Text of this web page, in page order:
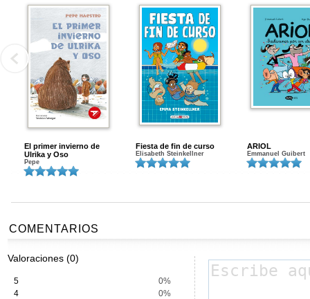
El primer invierno de
Ulrika y Oso
Pepe
Fiesta de fin de curso
Elisabeth Steinkellner
ARIOL
Emmanuel Guibert
COMENTARIOS
Valoraciones (0)
5
0%
4
0%